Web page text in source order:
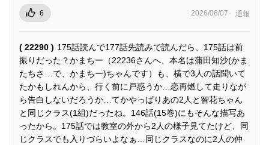
6 2026/08/07 通報
( 22290 ) 175話読んで177話先読みで読んだら、175話は前
振りだった？かまちー（22236さんへ、本名は蒲田知沙(かま
たちさ…で、かまちー)ちゃんです）も、横で3人の話聞いて
たかもしれんから、行く前に戸惑うか…恋再燃して走りなが
ら告白しないだろうか…てかやっぱりあの2人と智花ちゃん
と同じクラス(1組)だったね。146話(15巻)にもそんな描写あ
ったから。175話では教室の外から2人の様子見てたけど、同
じクラスでも入りづらいよなぁ…同じクラスなのに2人の仲